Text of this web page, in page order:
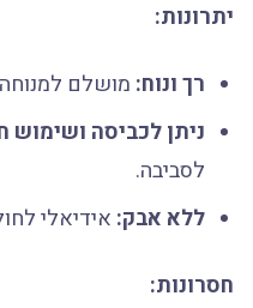
יתרונות:
רך ונוח:מושלם למנוחה
ניתן לכביסה ושימוש
לסביבה.
ללא אבק:אידיאלי
חסרונות: